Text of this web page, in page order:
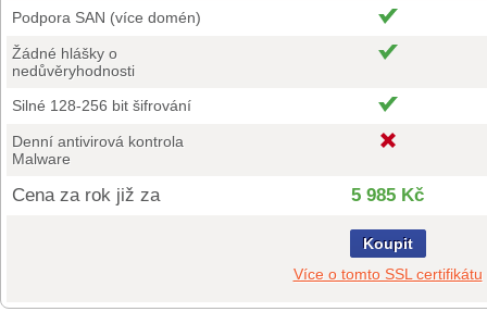
Podpora SAN (více domén)
Žádné hlášky o
nedůvěryhodnosti
Silné 128-256 bit šifrování
Denní antivirová kontrola
Malware
Cena za rok již za 5 985 Kč
Koupit
Více o tomto SSL certifikátu